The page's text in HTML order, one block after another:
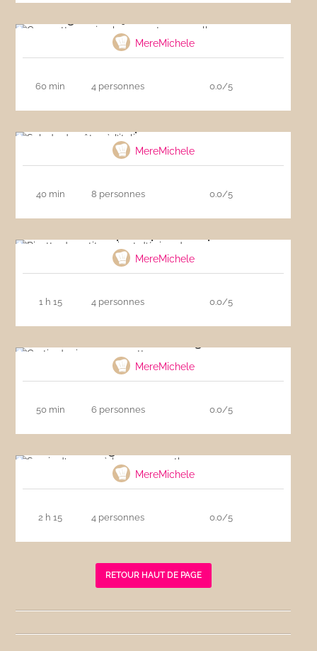
MereMichele
60 min 4 personnes 0.0/5
MereMichele
40 min 8 personnes 0.0/5
MereMichele
1 h 15 4 personnes 0.0/5
MereMichele
50 min 6 personnes 0.0/5
MereMichele
2 h 15 4 personnes 0.0/5
RETOUR HAUT DE PAGE